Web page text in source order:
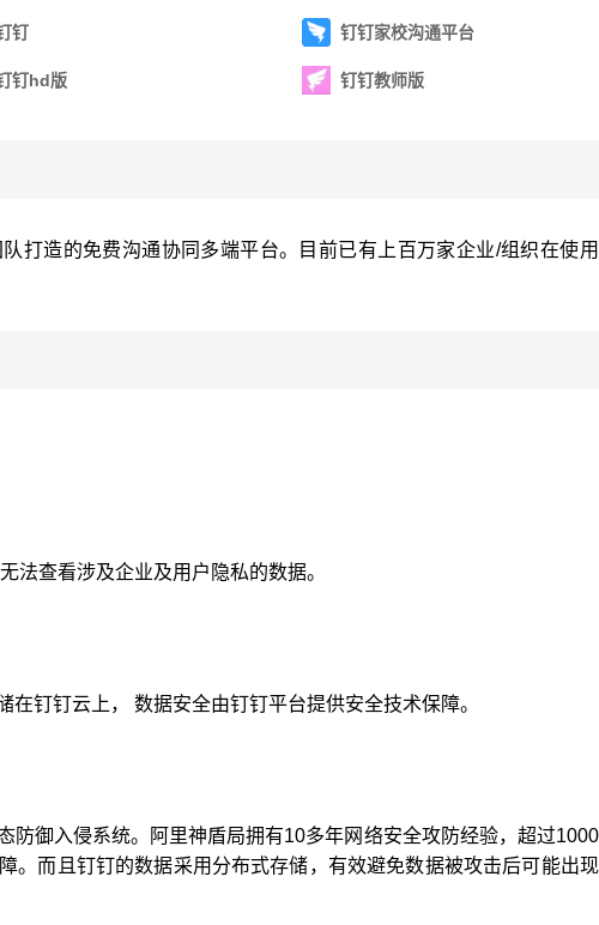
钉 钉钉家校沟通平台
钉hd版 钉钉教师版
打造的免费沟通协同多端平台。目前已有上百万家企业/组织在使
法查看涉及企业及用户隐私的数据。
钉钉云上， 数据安全由钉钉平台提供安全技术保障。
防御入侵系统。阿里神盾局拥有10多年网络安全攻防经验，超过
。而且钉钉的数据采用分布式存储，有效避免数据被攻击后可能出